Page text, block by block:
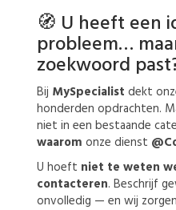
🧭 U heeft een
probleem…
zoekwoord
Bij MySpecialist dekt
honderden opdrachten.
niet in een bestaande
waarom onze dienst
U hoeft niet te weten
contacteren. Beschrijf
onvolledig — en wij